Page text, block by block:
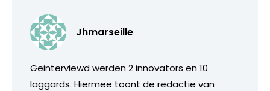
Jhmarseille
Geinterviewd werden 2 innovators en 10
laggards. Hiermee toont de redactie van